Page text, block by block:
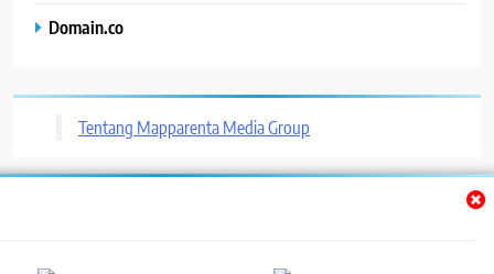
Domain.co
Tentang Mapparenta Media Group